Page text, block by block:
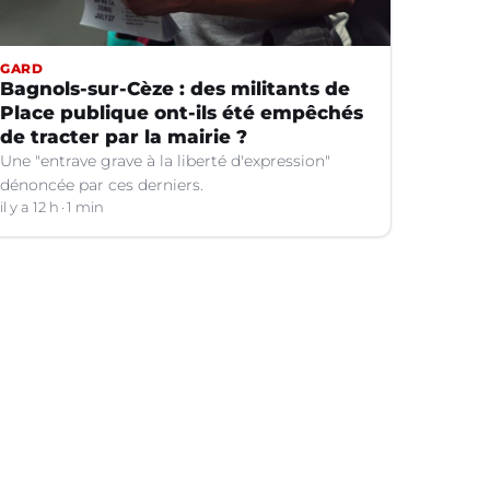
GARD
Bagnols-sur-Cèze : des militants de
Place publique ont-ils été empêchés
de tracter par la mairie ?
Une "entrave grave à la liberté d'expression"
dénoncée par ces derniers.
il y a 12 h 1 min